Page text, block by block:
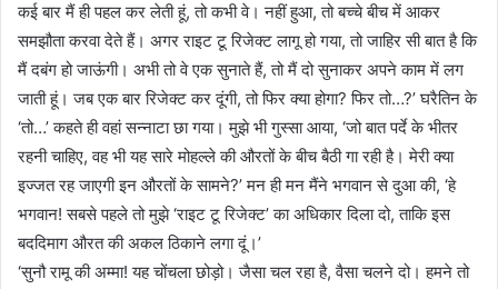
कई बार मैं ही पहल कर लेती हूं, तो कभी वे। नहीं हुआ, तो बच्चे बीच में आकर
समझौता करवा देते हैं। अगर राइट टू रिजेक्ट लागू हो गया, तो जाहिर सी बात है कि
मैं दबंग हो जाऊंगी। अभी तो वे एक सुनाते हैं, तो मैं दो सुनाकर अपने काम में लग
जाती हूं। जब एक बार रिजेक्ट कर दूंगी, तो फिर क्या होगा? फिर तो…?’ घरैतिन के
‘तो…’ कहते ही वहां सन्नाटा छा गया। मुझे भी गुस्सा आया, ‘जो बात पर्दे के भीतर
रहनी चाहिए, वह भी यह सारे मोहल्ले की औरतों के बीच बैठी गा रही है। मेरी क्या
इज्जत रह जाएगी इन औरतों के सामने?’ मन ही मन मैंने भगवान से दुआ की, ‘हे
भगवान! सबसे पहले तो मुझे ‘राइट टू रिजेक्ट’ का अधिकार दिला दो, ताकि इस
बददिमाग औरत की अकल ठिकाने लगा दूं।’
‘सुनौ रामू की अम्मा! यह चोंचला छोड़ो। जैसा चल रहा है, वैसा चलने दो। हमने तो